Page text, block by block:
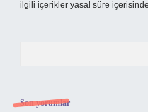
ilgili içerikler yasal süre içerisinde
Son yorumlar